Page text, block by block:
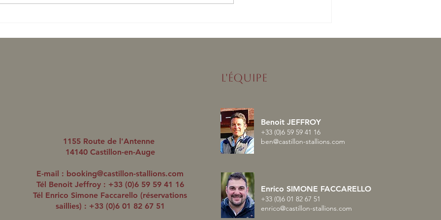
1155 Route de l'Antenne
14140 Castillon-en-Auge
E-mail : booking@castillon-stallions.com
Tél Benoit Jeffroy : +33 (0)6 59 59 41 16
Tél Enrico Simone Faccarello (réservations
saillies) : +33 (0)6 01 82 67 51
L'ÉQUIPE
Benoit JEFFROY
+33 (0)6 59 59 41 16
ben@castillon-stallions.com
Enrico SIMONE FACCARELLO
+33 (0)6 01 82 67 51
enrico@castillon-stallions.com